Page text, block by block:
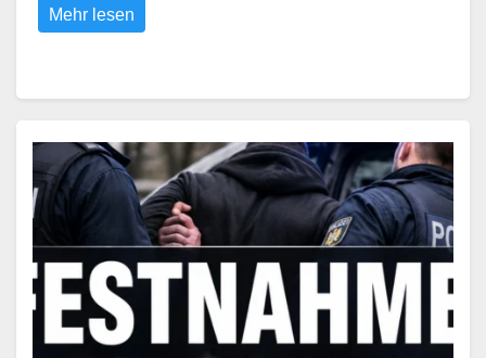
Mehr lesen